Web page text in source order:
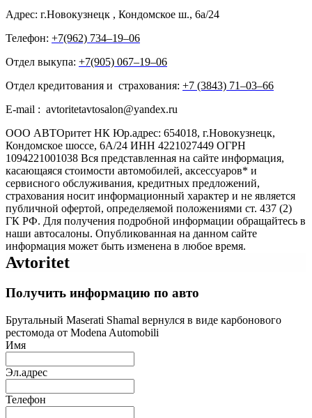
Адрес: г.Новокузнецк , Кондомское ш., 6а/24
Телефон: +7(962) 734‒19‒06
Отдел выкупа: +7(905) 067‒19‒06
Отдел кредитования и страхования: +7 (3843) 71‒03‒66
E-mail : avtoritetavtosalon@yandex.ru
ООО АВТОритет НК Юр.адрес: 654018, г.Новокузнецк,
Кондомское шоссе, 6А/24 ИНН 4221027449 ОГРН
1094221001038 Вся представленная на сайте информация,
касающаяся стоимости автомобилей, аксессуаров* и
сервисного обслуживания, кредитных предложений,
страхования носит информационный характер и не является
публичной офертой, определяемой положениями ст. 437 (2)
ГК РФ. Для получения подробной информации обращайтесь в
наши автосалоны. Опубликованная на данном сайте
информация может быть изменена в любое время.
Avtoritet
Получить информацию по авто
Брутальный Maserati Shamal вернулся в виде карбонового
рестомода от Modena Automobili
Имя
Эл.адрес
Телефон